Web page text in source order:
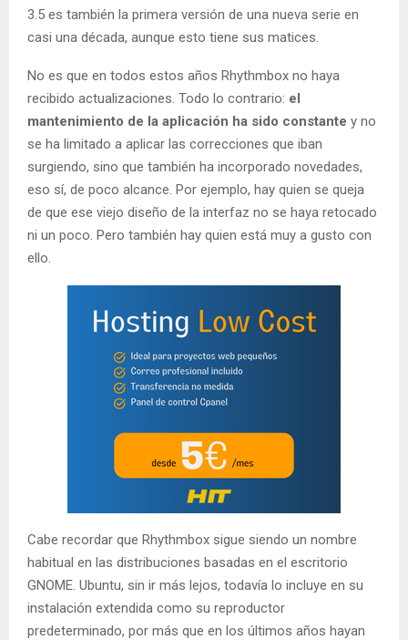
3.5 es también la primera versión de una nueva serie en
casi una década, aunque esto tiene sus matices.
No es que en todos estos años Rhythmbox no haya
recibido actualizaciones. Todo lo contrario: el
mantenimiento de la aplicación ha sido constante y no
se ha limitado a aplicar las correcciones que iban
surgiendo, sino que también ha incorporado novedades,
eso sí, de poco alcance. Por ejemplo, hay quien se queja
de que ese viejo diseño de la interfaz no se haya retocado
ni un poco. Pero también hay quien está muy a gusto con
ello.
Cabe recordar que Rhythmbox sigue siendo un nombre
habitual en las distribuciones basadas en el escritorio
GNOME. Ubuntu, sin ir más lejos, todavía lo incluye en su
instalación extendida como su reproductor
predeterminado, por más que en los últimos años hayan